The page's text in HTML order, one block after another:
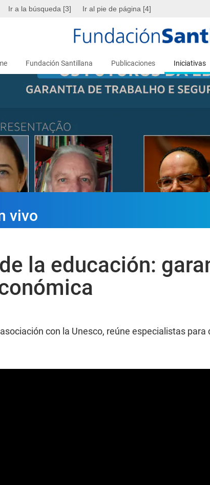
Ir a la búsqueda [3] Ir al pie de página [4]
Fundación Santillana Publicaciones Iniciativas
vivo
la educación:
con la Unesco, reúne especialistas